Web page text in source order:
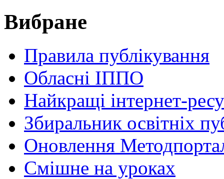
Вибране
Правила публікування
Обласні ІППО
Найкращі інтернет-
Збиральник освітніх
Оновлення
Cмішне на уроках